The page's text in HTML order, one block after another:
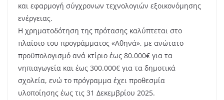
και εφαρμογή σύγχρονων τεχνολογιών εξοικονόμησης
ενέργειας.
Η χρηματοδότηση της πρότασης καλύπτεται στο
πλαίσιο του προγράμματος «Αθηνά», με ανώτατο
προϋπολογισμό ανά κτίριο έως 80.000€ για τα
νηπιαγωγεία και έως 300.000€ για τα δημοτικά
σχολεία, ενώ το πρόγραμμα έχει προθεσμία
υλοποίησης έως τις 31 Δεκεμβρίου 2025.